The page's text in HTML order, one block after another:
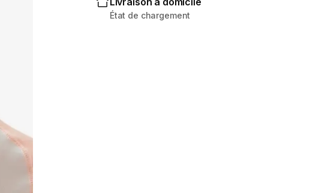
État de chargement